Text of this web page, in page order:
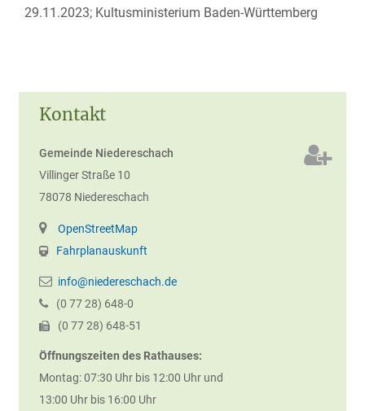
Kontakt
Gemeinde Niedereschach
Villinger Straße 10
78078 Niedereschach
OpenStreetMap
Fahrplanauskunft
info@niedereschach.de
(0 7728) 648-0
(0 7728) 648-51
Öffnungszeiten des Rathauses:
Montag: 07:30 Uhr bis 12:00 Uhr und
13:00 Uhr bis 16:00 Uhr
29.11.2023; Kultusministerium Baden-Württemberg